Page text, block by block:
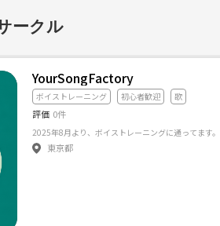
フラジリスティック」
ークル
YourSongFactory
ボイストレーニング 初心者歓迎 歌
評価 0件
東京都